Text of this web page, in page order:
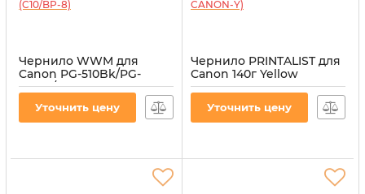
Чернило WWM для
Canon PG-510Bk/PG-
512Bk/PGI-520Bk 20кг
(C10/BP-8)
Уточнить цену
Чернило PRINTALIST для
Canon 140г Yellow
водорастворимое (PL-
PL-INK-CANON-Y
Уточнить цену